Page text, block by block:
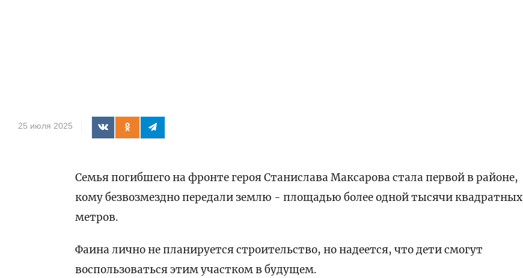
25 июля 2025
Семья погибшего на фронте героя Станислава Максарова стала первой в районе,
кому безвозмездно передали землю - площадью более одной тысячи квадратных
метров.
Фаина лично не планируется строительство, но надеется, что дети смогут
воспользоваться этим участком в будущем.